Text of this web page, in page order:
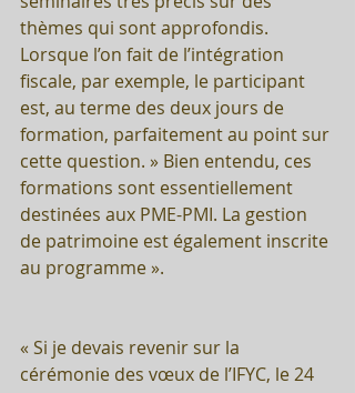
thèmes qui sont approfondis.
Lorsque l’on fait de l’intégration
fiscale, par exemple, le participant
est, au terme des deux jours de
formation, parfaitement au point sur
cette question. » Bien entendu, ces
formations sont essentiellement
destinées aux PME-PMI. La gestion
de patrimoine est également inscrite
au programme ».
« Si je devais revenir sur la
cérémonie des vœux de l’IFYC, le 24